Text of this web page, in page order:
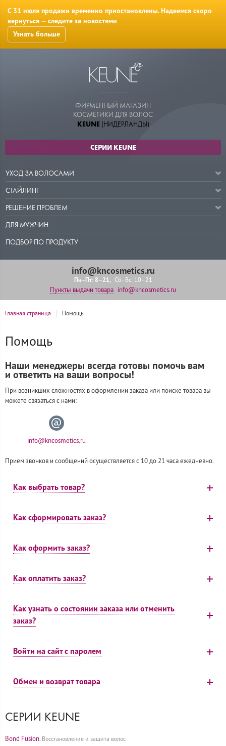
С 31 июля продажи временно приостановлены. Надеемся скоро
вернуться — следите за новостями
Узнать больше
ФИРМЕННЫЙ МАГАЗИН
КОСМЕТИКИ ДЛЯ ВОЛОС
KEUNE(НИДЕРЛАНДЫ)
СЕРИИ KEUNE
УХОД ЗА ВОЛОСАМИ
СТАЙЛИНГ
РЕШЕНИЕ ПРОБЛЕМ
ДЛЯ МУЖЧИН
ПОДБОР ПО ПРОДУКТУ
info@kncosmetics.ru
Пн–Пт: 8–21 Сб–Вс: 10–21
Пункты выдачи товара info@kncosmetics.ru
Главная страница Помощь
Помощь
Наши менеджеры всегда готовы помочь вам
и ответить на ваши вопросы!
При возникших сложностях в оформлении заказа или поиске товара вы
можете связаться с нами:
info@kncosmetics.ru
Прием звонков и сообщений осуществляется с 10 до 21 часа ежедневно.
Как выбрать товар?
Как сформировать заказ?
Как оформить заказ?
Как оплатить заказ?
Как узнать о состоянии заказа или отменить
заказ?
Войти на сайт с паролем
Обмен и возврат товара
СЕРИИ KEUNE
Bond Fusion. Восстановление и защита волос